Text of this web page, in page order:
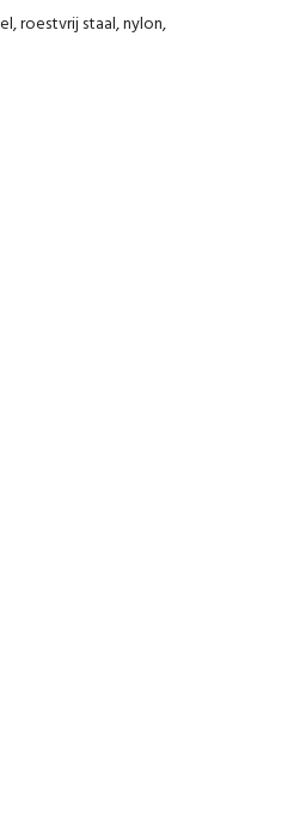
roestvrij staal, nylon,